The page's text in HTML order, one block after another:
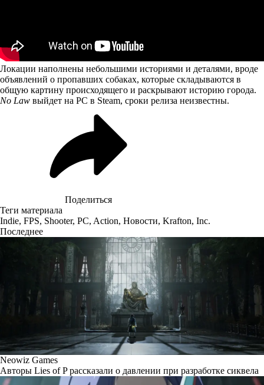
Локации наполнены небольшими историями и деталями, вроде
объявлений о пропавших собаках, которые складываются в
общую картину происходящего и раскрывают историю города.
No Law выйдет на PC в Steam, сроки релиза неизвестны.
Поделиться
Теги материала
Indie, FPS, Shooter, PC, Action, Новости, Krafton, Inc.
Последнее
Neowiz Games
Авторы Lies of P рассказали о давлении при разработке сиквела